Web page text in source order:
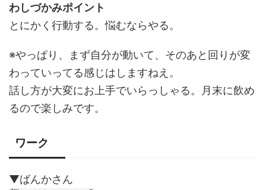
わしづかみポイント
とにかく行動する。悩むならやる。
※やっぱり、まず自分が動いて、そのあと回りが変
わっていってる感じはしますねえ。
話し方が大変にお上手でいらっしゃる。月末に飲め
るので楽しみです。
ワーク
▼ばんかさん